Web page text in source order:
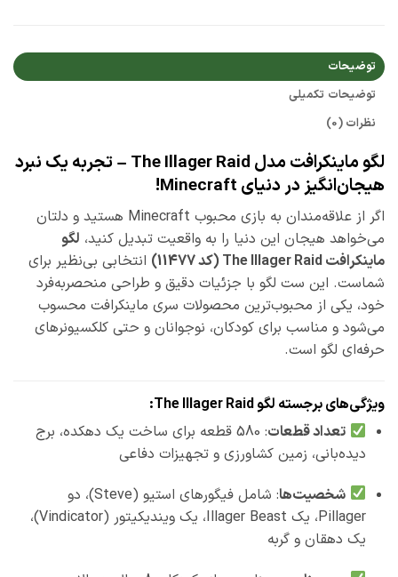
توضیحات
توضیحات تکمیلی
نظرات (0)
لگو ماینکرافت مدل The Illager Raid – تجربه یک نبرد
هیجان‌انگیز در دنیای Minecraft!
اگر از علاقه‌مندان به بازی محبوب Minecraft هستید و دلتان
می‌خواهد هیجان این دنیا را به واقعیت تبدیل کنید،لگو
ماینکرافت The Illager Raid (کد 11477)
انتخابی بی‌نظیر برای
شماست. این ست لگو با جزئیات دقیق و طراحی منحصربه‌فرد
خود، یکی از محبوب‌ترین محصولات سری ماینکرافت محسوب
می‌شود و مناسب برای کودکان، نوجوانان و حتی کلکسیونرهای
حرفه‌ای لگو است.
ویژگی‌های برجسته لگو The Illager Raid:
تعداد قطعات
: 580 قطعه برای ساخت یک دهکده، برج
دیده‌بانی، زمین کشاورزی و تجهیزات دفاعی
شخصیت‌ها
: شامل فیگورهای استیو (Steve)، دو
Pillager، یک Illager Beast، یک ویندیکیتور (Vindicator)،
یک دهقان و گربه